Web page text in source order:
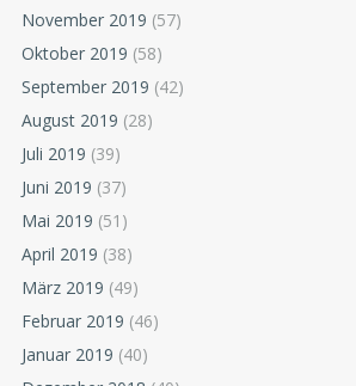
November 2019 (57)
Oktober 2019 (58)
September 2019 (42)
August 2019 (28)
Juli 2019 (39)
Juni 2019 (37)
Mai 2019 (51)
April 2019 (38)
März 2019 (49)
Februar 2019 (46)
Januar 2019 (40)